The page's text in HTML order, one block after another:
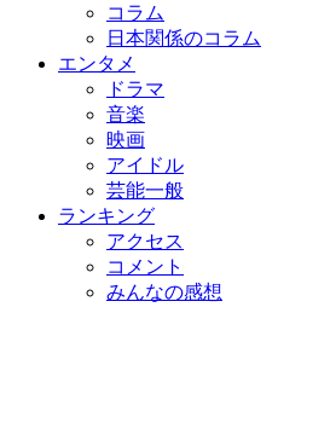
コラム
日本関係のコラム
エンタメ
ドラマ
音楽
映画
アイドル
芸能一般
ランキング
アクセス
コメント
みんなの感想